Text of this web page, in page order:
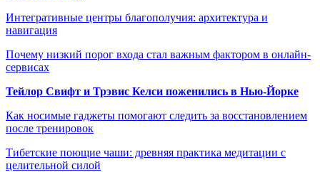
Интегративные центры благополучия: архитектура и
навигация
Почему низкий порог входа стал важным фактором в онлайн-
сервисах
Тейлор Свифт и Трэвис Келси поженились в Нью-Йорке
Как носимые гаджеты помогают следить за восстановлением
после тренировок
Тибетские поющие чаши: древняя практика медитации с
целительной силой